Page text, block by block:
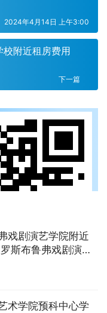
2024年4月14日 上午3:00
附近租房费用
下一篇
戏剧演艺学院附近
斯布鲁弗戏剧演艺
术学院预科中心学